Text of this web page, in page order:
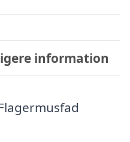
information